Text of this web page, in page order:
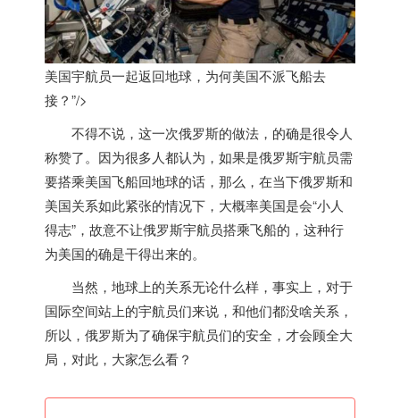
美国宇航员一起返回地球，为何美国不派飞船去
接？”/>
不得不说，这一次俄罗斯的做法，的确是很令人
称赞了。因为很多人都认为，如果是俄罗斯宇航员需
要搭乘美国飞船回地球的话，那么，在当下俄罗斯和
美国关系如此紧张的情况下，大概率美国是会“小人
得志”，故意不让俄罗斯宇航员搭乘飞船的，这种行
为美国的确是干得出来的。
当然，地球上的关系无论什么样，事实上，对于
国际空间站上的宇航员们来说，和他们都没啥关系，
所以，俄罗斯为了确保宇航员们的安全，才会顾全大
局，对此，大家怎么看？